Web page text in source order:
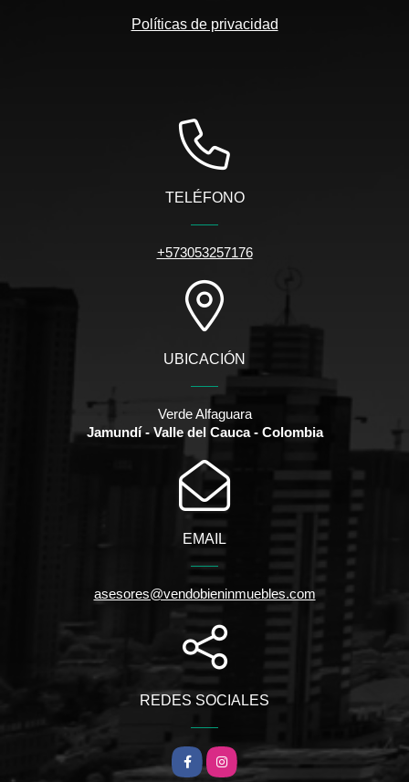
Políticas de privacidad
TELÉFONO
+573053257176
UBICACIÓN
Verde Alfaguara
Jamundí - Valle del Cauca - Colombia
EMAIL
asesores@vendobieninmuebles.com
REDES SOCIALES
FacebookInstagram